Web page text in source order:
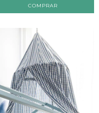
COMPRAR